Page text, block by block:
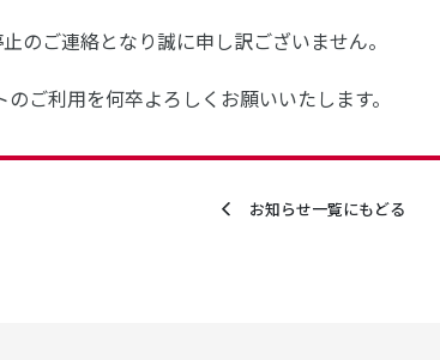
のご連絡となり誠に申し訳ございません。
ご利用を何卒よろしくお願いいたします。
お知らせ一覧にもどる